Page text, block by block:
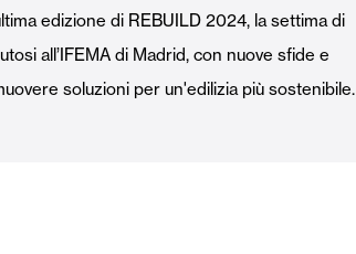
Porte Automatiche
edizione di REBUILD 2024, la settima di
all’IFEMA di Madrid, con nuove sfide e
soluzioni per un'edilizia più sostenibile.